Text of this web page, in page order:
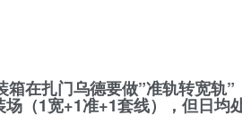
在扎门乌德要做”准轨转宽轨”
（1宽+1准+1套线），但日均